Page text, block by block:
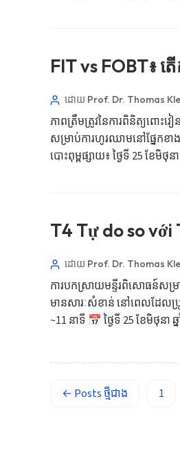
FIT vs FOBT៖
ដោយ Prof. Dr. Thomas
ភាពត្រឹមត្រូវនៃការពិនិត្យពោះវ
សម្រាប់ការហូរឈាមនៅផ្នែកខា
បោះពុម្ពផ្សាយ៖ ថ្ងៃទី 25 ខែមិថុន
T4 Tự do so
ដោយ Prof. Dr. Thomas
ការបកស្រាយមន្ទីរពិសោធន៍សម្រា
មានសារៈសំខាន់ នៅពេលដែលប្
~11 នាទី 📅 ថ្ងៃទី 25 ខែមិថុនា
← Postsថ្មីជាង 1
Azərbaycan dili
Eesti
Čeština
ქართული
Русский
Polski
Magyar
Shqip
বাংলা
اردو
मराठी